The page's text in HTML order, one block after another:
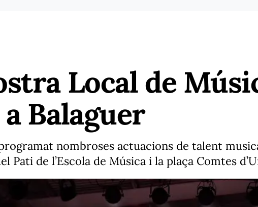
Local de
Balaguer
nombroses actuacions de talent
Pati de l’Escola de Música i la plaça Comtes